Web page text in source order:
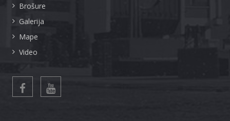
Brošure
Galerija
Mape
Video